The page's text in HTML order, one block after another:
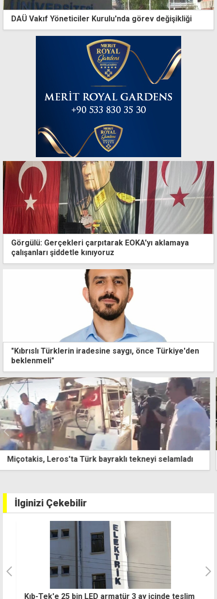
DAÜ Vakıf Yöneticiler Kurulu'nda görev değişikliği
Görgülü: Gerçekleri çarpıtarak EOKA'yı aklamaya
çalışanları şiddetle kınıyoruz
"Kıbrıslı Türklerin iradesine saygı, önce Türkiye'den
beklenmeli"
Bağımsızlık Yolu, savaş karşıtı mücadele için Atina'da
İlginizi Çekebilir
Kıb-Tek'e 25 bin LED armatür 3 ay içinde teslim